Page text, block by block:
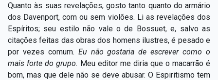
Quanto às suas revelações, gosto tanto quanto do armário
dos Davenport, com ou sem violões. Li as revelações dos
Espíritos; seu estilo não vale o de Bossuet, e, salvo as
citações feitas das obras dos homens ilustres, é pesado e
por vezes comum. Eu não gostaria de escrever como o
mais forte do grupo. Meu editor me diria que o macarrão é
bom, mas que dele não se deve abusar. O Espiritismo tem